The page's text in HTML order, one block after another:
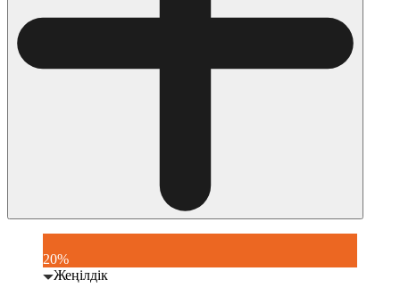
20%
Жеңілдік